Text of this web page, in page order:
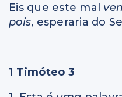
Eis que este mal
pois, esperaria do
1 Timóteo 3